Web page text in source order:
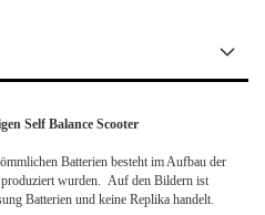
Self Balance Scooter
Batterien besteht im Aufbau der
produziert wurden. Auf den Bildern ist
Batterien und keine Replika handelt.